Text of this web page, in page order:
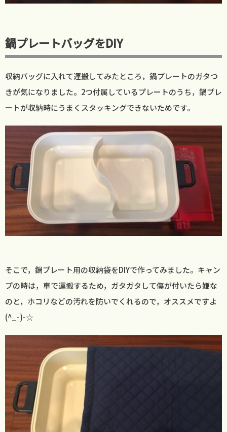
鍋プレートバッグをDIY
収納バッグに入れて運搬してみたところ，鍋プレートのガタつ
きが気になりました。2つ付属しているプレートのうち，鍋プレ
ートが収納時にうまくスタッキングできないためです。
そこで，鍋プレート用の収納袋をDIYで作ってみました。キャン
プの時は，車で運搬するため，ガタガタして傷が付いたら嫌な
のと，ホコリなどの汚れを防いでくれるので，オススメですよ
(^_-)-☆